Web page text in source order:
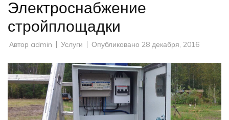
Электроснабжение
стройплощадки
Автор admin Услуги Опубликовано 28 декабря, 2016